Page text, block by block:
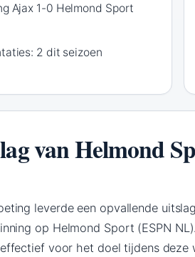
Ajax 1-0 Helmond Sport
2 dit seizoen
van Helmond
leverde een opvallende
op Helmond Sport (ESPN
voor het doel tijdens deze